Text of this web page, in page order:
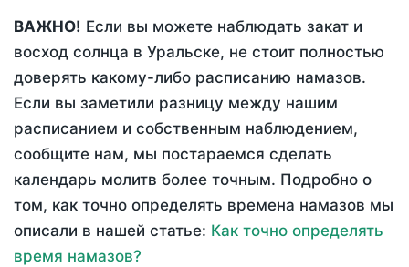
ВАЖНО! Если вы можете наблюдать закат и
восход солнца в Уральске, не стоит полностью
доверять какому-либо расписанию намазов.
Если вы заметили разницу между нашим
расписанием и собственным наблюдением,
сообщите нам, мы постараемся сделать
календарь молитв более точным. Подробно о
том, как точно определять времена намазов мы
описали в нашей статье: Как точно определять
время намазов?